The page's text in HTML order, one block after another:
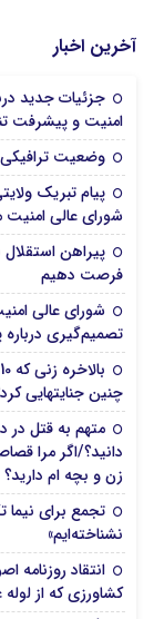
آخرین اخبار
جزئیات جدید
امنیت و پیشرفت
وضعیت ترافیکی
پیام تبریک
شورای عالی امنیت
پیراهن
فرصت دهیم
شورای عالی
تصمیم‌گیری
چنین جنایتهایی
متهم به قتل در
دانید؟/اگر مرا
زن و بچه ام دارید؟
تجمع برای نیما
نشناخته‌ایم»
انتقاد روزنامه
کشاورزی که از